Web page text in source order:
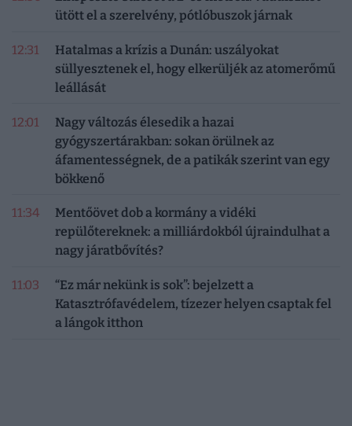
ütött el a szerelvény, pótlóbuszok járnak
12:31
Hatalmas a krízis a Dunán: uszályokat
süllyesztenek el, hogy elkerüljék az atomerőmű
leállását
12:01
Nagy változás élesedik a hazai
gyógyszertárakban: sokan örülnek az
áfamentességnek, de a patikák szerint van egy
bökkenő
11:34
Mentőövet dob a kormány a vidéki
repülőtereknek: a milliárdokból újraindulhat a
nagy járatbővítés?
11:03
“Ez már nekünk is sok”: bejelzett a
Katasztrófavédelem, tízezer helyen csaptak fel
a lángok itthon